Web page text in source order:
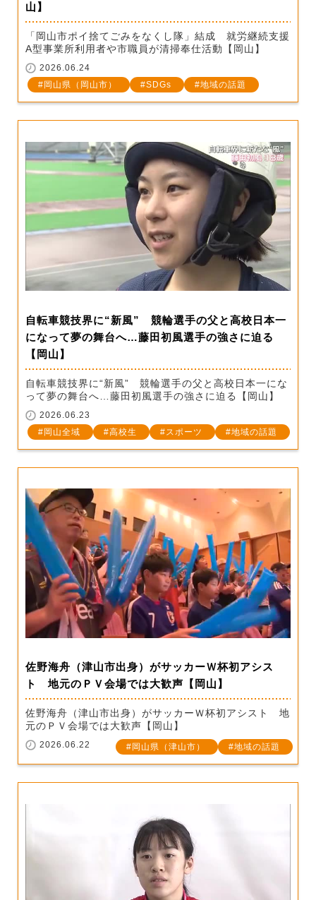
山】
「岡山市ポイ捨てごみをなくし隊」結成 就労継続支援
A型事業所利用者や市職員が清掃奉仕活動【岡山】
2026.06.24
岡山県（岡山市）
SDGs 地域の話題
自転車競技界に“新風” 競輪選手の父と高校日本一
になって夢の舞台へ…藤田初風選手の強さに迫る
【岡山】
自転車競技界に“新風” 競輪選手の父と高校日本一にな
って夢の舞台へ…藤田初風選手の強さに迫る【岡山】
2026.06.23
岡山全域
高校生 スポーツ 地域の話題
佐野海舟（津山市出身）がサッカーＷ杯初アシス
ト 地元のＰＶ会場では大歓声【岡山】
佐野海舟（津山市出身）がサッカーＷ杯初アシスト 地
元のＰＶ会場では大歓声【岡山】
2026.06.22 岡山県（津山市） 地域の話題